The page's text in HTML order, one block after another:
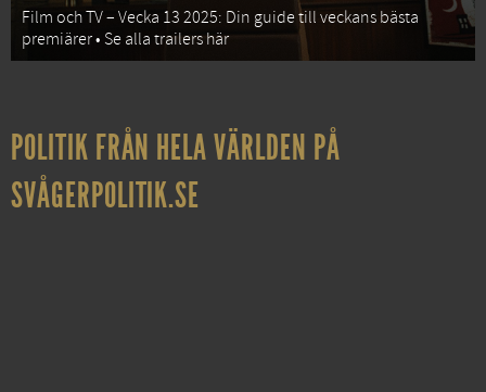
Film och TV – Vecka 13 2025: Din guide till veckans bästa
premiärer • Se alla trailers här
POLITIK FRÅN HELA VÄRLDEN PÅ
SVÅGERPOLITIK.SE